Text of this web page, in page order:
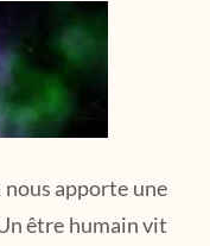
apporte une
être humain vit